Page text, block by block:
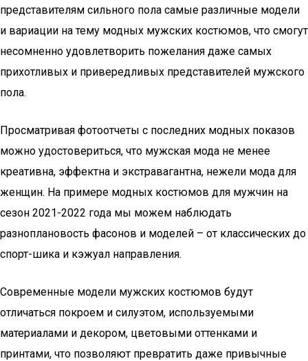
представителям сильного пола самые различные модели
и вариации на тему модных мужских костюмов, что смогут
несомненно удовлетворить пожелания даже самых
прихотливых и привередливых представителей мужского
пола.
Просматривая фотоотчеты с последних модных показов
можно удостовериться, что мужская мода не менее
креативна, эффектна и экстравагантна, нежели мода для
женщин. На примере модных костюмов для мужчин на
сезон 2021-2022 года мы можем наблюдать
разноплановость фасонов и моделей – от классических до
спорт-шика и кэжуал направления.
Современные модели мужских костюмов будут
отличаться покроем и силуэтом, используемыми
материалами и декором, цветовыми оттенками и
принтами, что позволяют превратить даже привычные